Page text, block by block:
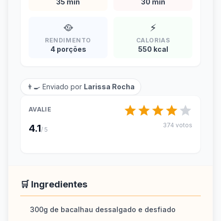
35 min 30 min
🥘
RENDIMENTO
4 porções
⚡
CALORIAS
550 kcal
👨‍🍳 Enviado por Larissa Rocha
AVALIE
4.1/ 5
374 votos
🛒 Ingredientes
300g de bacalhau dessalgado e desfiado